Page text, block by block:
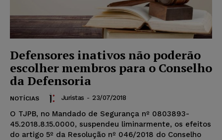
Defensores inativos não poderão
escolher membros para o Conselho
da Defensoria
NOTÍCIAS Juristas - 23/07/2018
O TJPB, no Mandado de Segurança nº 0803893-
45.2018.8.15.0000, suspendeu liminarmente, os efeitos
do artigo 5º da Resolução nº 046/2018 do Conselho